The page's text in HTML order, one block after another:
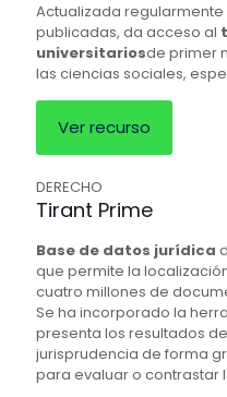
Actualizada
publicadas, da acceso al
universitariosde primer
las ciencias sociales,
Ver recurso
DERECHO
Tirant Prime
Base de datos jurídica
que permite la
cuatro millones de
Se ha incorporado la
presenta los resultados
jurisprudencia de forma
para evaluar o contrastar